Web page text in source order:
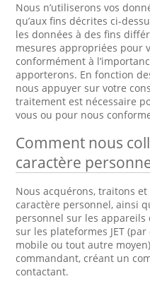
Nous n’utiliserons vos
qu’aux fins décrites ci-
les données à des fins
mesures appropriées pour
conformément à
apporterons. En fonction
nous appuyer sur votre
traitement est nécessaire
vous ou pour nous
Comment nous
caractère
Nous acquérons, traitons
caractère personnel, ainsi
personnel sur les
sur les plateformes JET
mobile ou tout autre
commandant, créant un
contactant.